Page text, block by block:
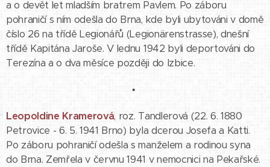
a o devět let mladším bratrem Pavlem. Po záboru
pohraničí s ním odešla do Brna, kde byli ubytováni v domě
číslo 26 na třídě Legionářů (Legionärenstrasse), dnešní
třídě Kapitána Jaroše. V lednu 1942 byli deportováni do
Terezína a o dva měsíce později do Izbice.
•
Leopoldine Kramerová, roz. Tandlerová (22. 6. 1880
Petrovice - 6. 5. 1941 Brno) byla dcerou Josefa a Katti.
Po záboru pohraničí odešla s manželem a rodinou syna
do Brna. Zemřela v červnu 1941 v nemocnici na Pekařské.